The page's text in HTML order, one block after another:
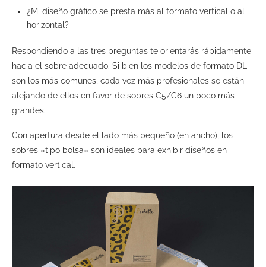
¿Mi diseño gráfico se presta más al formato vertical o al
horizontal?
Respondiendo a las tres preguntas te orientarás rápidamente
hacia el sobre adecuado. Si bien los modelos de formato DL
son los más comunes, cada vez más profesionales se están
alejando de ellos en favor de sobres C5/C6 un poco más
grandes.
Con apertura desde el lado más pequeño (en ancho), los
sobres «tipo bolsa» son ideales para exhibir diseños en
formato vertical.